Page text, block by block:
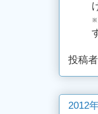
投稿者
2012